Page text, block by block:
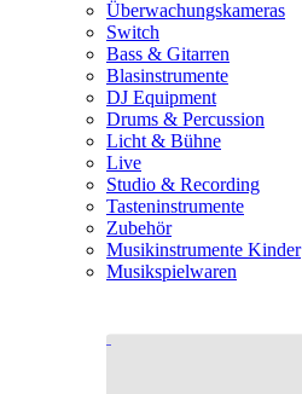
Überwachungskameras
Switch
Bass & Gitarren
Blasinstrumente
DJ Equipment
Drums & Percussion
Licht & Bühne
Live
Studio & Recording
Tasteninstrumente
Zubehör
Musikinstrumente Kinder
Musikspielwaren